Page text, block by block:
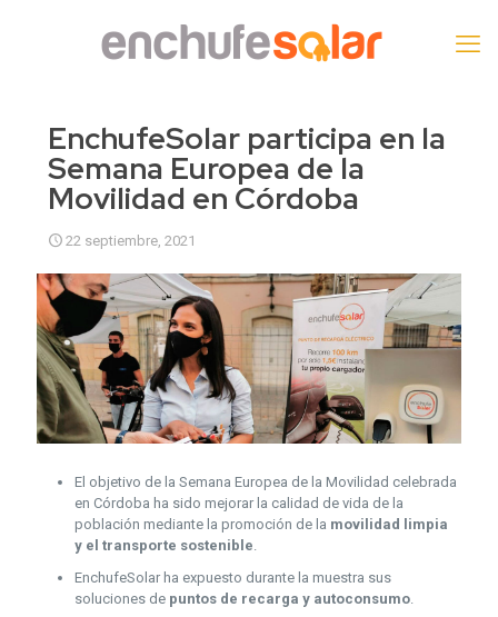
EnchufeSolar participa en la
Semana Europea de la
Movilidad en Córdoba
22 septiembre, 2021
El objetivo de la Semana Europea de la Movilidad celebrada
en Córdoba ha sido mejorar la calidad de vida de la
población mediante la promoción de la movilidad limpia
y el transporte sostenible
EnchufeSolar ha expuesto durante la muestra sus
soluciones de puntos de recarga y autoconsumo.